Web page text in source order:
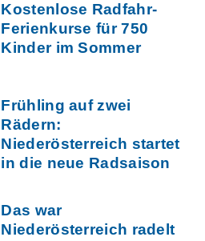
Kostenlose Radfahr-
Ferienkurse für 750
Kinder im Sommer
Frühling auf zwei
Rädern:
Niederösterreich startet
in die neue Radsaison
Das war
Niederösterreich radelt